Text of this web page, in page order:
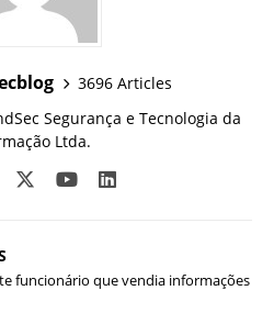
3696 Articles
Segurança e Tecnologia da
Ltda.
funcionário que vendia informações